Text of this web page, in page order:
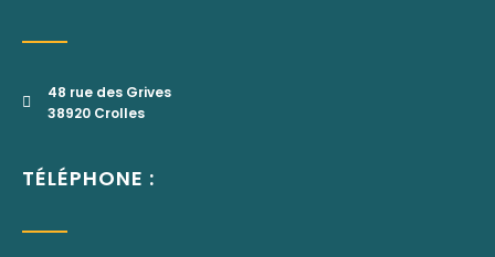
48 rue des Grives
38920 Crolles
TÉLÉPHONE :